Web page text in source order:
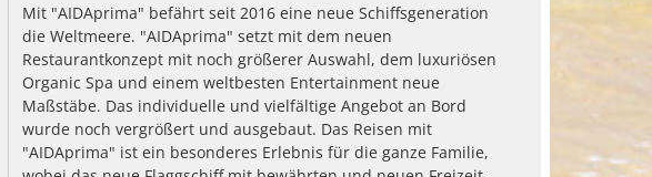
Mit "AIDAprima" befährt seit 2016 eine neue Schiffsgeneration
die Weltmeere. "AIDAprima" setzt mit dem neuen
Restaurantkonzept mit noch größerer Auswahl, dem luxuriösen
Organic Spa und einem weltbesten Entertainment neue
Maßstäbe. Das individuelle und vielfältige Angebot an Bord
wurde noch vergrößert und ausgebaut. Das Reisen mit
"AIDAprima" ist ein besonderes Erlebnis für die ganze Familie,